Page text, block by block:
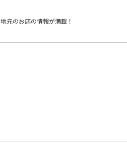
地元のお店の情報が満載！